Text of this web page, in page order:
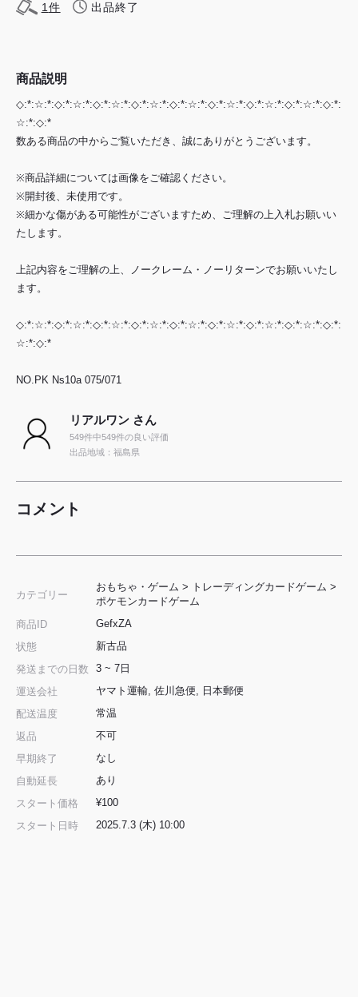
1 件 出品終了
商品説明
◇:*:☆:*:◇:*:☆:*:◇:*:☆:*:◇:*:☆:*:◇:*:☆:*:◇:*:☆:*:◇:*:☆:*:◇:*:☆:*:◇:*:
☆:*:◇:*
数ある商品の中からご覧いただき、誠にありがとうございます。
※商品詳細については画像をご確認ください。
※開封後、未使用です。
※細かな傷がある可能性がございますため、ご理解の上入札お願いい
たします。
上記内容をご理解の上、ノークレーム・ノーリターンでお願いいたし
ます。
◇:*:☆:*:◇:*:☆:*:◇:*:☆:*:◇:*:☆:*:◇:*:☆:*:◇:*:☆:*:◇:*:☆:*:◇:*:☆:*:◇:*:
☆:*:◇:*
NO.PK Ns10a 075/071
リアルワン さん
549件中549件の良い評価
出品地域：福島県
コメント
カテゴリー
おもちゃ・ゲーム > トレーディングカードゲーム >
ポケモンカードゲーム
商品ID
GefxZA
状態
新古品
発送までの日数
3 ~ 7日
運送会社
ヤマト運輸, 佐川急便, 日本郵便
配送温度
常温
返品
不可
早期終了
なし
自動延長
あり
スタート価格
¥100
スタート日時
2025.7.3 (木) 10:00